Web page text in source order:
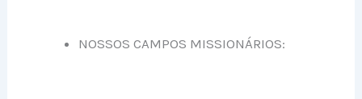
NOSSOS CAMPOS MISSIONÁRIOS: